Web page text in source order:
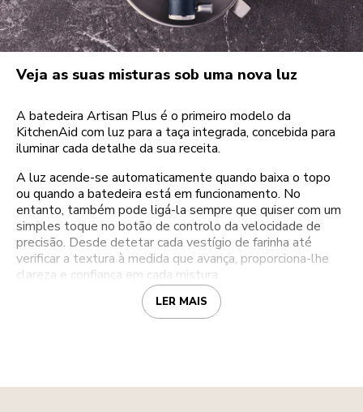
Veja as suas misturas sob uma nova luz
A batedeira Artisan Plus é o primeiro modelo da
KitchenAid com luz para a taça integrada, concebida para
iluminar cada detalhe da sua receita.
A luz acende-se automaticamente quando baixa o topo
ou quando a batedeira está em funcionamento. No
entanto, também pode ligá-la sempre que quiser com um
simples toque no botão de controlo da velocidade de
precisão. Desde detetar cada vestígio de farinha até
verificar a textura à medida que avança, proporciona-lhe
clareza e confiança em cada mistura.
LER MAIS